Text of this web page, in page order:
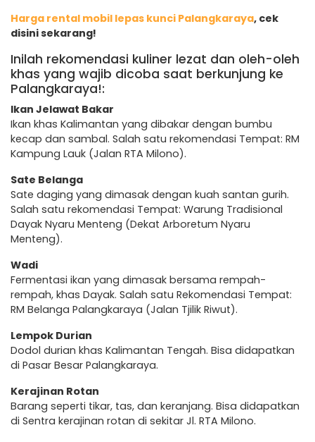
Harga rental mobil lepas kunci Palangkaraya, cek
disini sekarang!
Inilah rekomendasi kuliner lezat dan oleh-oleh
khas yang wajib dicoba saat berkunjung ke
Palangkaraya!:
Ikan Jelawat Bakar
Ikan khas Kalimantan yang dibakar dengan bumbu
kecap dan sambal. Salah satu rekomendasi Tempat: RM
Kampung Lauk (Jalan RTA Milono).
Sate Belanga
Sate daging yang dimasak dengan kuah santan gurih.
Salah satu rekomendasi Tempat: Warung Tradisional
Dayak Nyaru Menteng (Dekat Arboretum Nyaru
Menteng).
Wadi
Fermentasi ikan yang dimasak bersama rempah-
rempah, khas Dayak. Salah satu Rekomendasi Tempat:
RM Belanga Palangkaraya (Jalan Tjilik Riwut).
Lempok Durian
Dodol durian khas Kalimantan Tengah. Bisa didapatkan
di Pasar Besar Palangkaraya.
Kerajinan Rotan
Barang seperti tikar, tas, dan keranjang. Bisa didapatkan
di Sentra kerajinan rotan di sekitar Jl. RTA Milono.